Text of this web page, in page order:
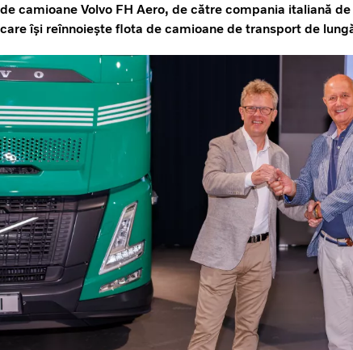
de camioane Volvo FH Aero, de către compania italiană
care își reînnoiește flota de camioane de transport de